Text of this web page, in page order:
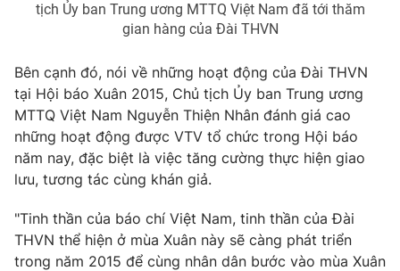
Vươn mình bằng AI
VTV9 VTV8
Liên hệ tòa soạn English
THỜI BÁO VTV
tịch Ủy ban Trung ương MTTQ Việt Nam đã tới thăm
gian hàng của Đài THVN
Bên cạnh đó, nói về những hoạt động của Đài THVN
tại Hội báo Xuân 2015, Chủ tịch Ủy ban Trung ương
MTTQ Việt Nam Nguyễn Thiện Nhân đánh giá cao
những hoạt động được VTV tổ chức trong Hội báo
năm nay, đặc biệt là việc tăng cường thực hiện giao
lưu, tương tác cùng khán giả.
"Tinh thần của báo chí Việt Nam, tinh thần của Đài
THVN thể hiện ở mùa Xuân này sẽ càng phát triển
trong năm 2015 để cùng nhân dân bước vào mùa Xuân